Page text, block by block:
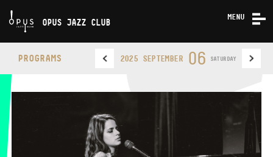
OPUS JAZZ CLUB
MENU
CONTACT
PROGRAMS 2025 SEPTEMBER 06 SATURDAY